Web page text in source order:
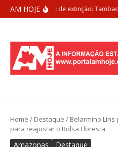
Ir para o conteúdo
AM HOJEAmeaça de extinção:
Home / Destaque / Belarmino
para reajustar o Bolsa Floresta
Amazonas Destaque